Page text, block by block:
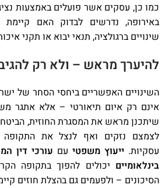
כמו כן, עסקים אשר פועלים באמצעות
באירופה, נדרשים לבדוק האם
שינויים ברגולציה, תנאי יבוא או תקני
להיערך מראש – ולא רק
השינויים האפשריים ביחסי הסחר של
אינם רק איום תיאורטי – אלא אתגר
שיתכנן מראש את המסגרת החוזית,
לצמצם נזקים ואף לנצל את התקופה
עסקיות. ייעוץ משפטי עם עורכי דין
בינלאומיים יכולים להפוך בתקופה
הסיכונים – ולפעמים גם בהצלת חוזים